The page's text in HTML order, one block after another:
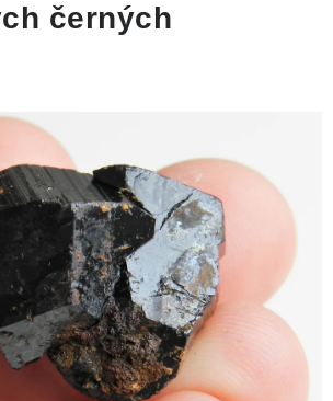
Podmínky ochrany osobních údajů
odstoupení od smlouvy
Výkup minerálů a drahých kamenů
černých